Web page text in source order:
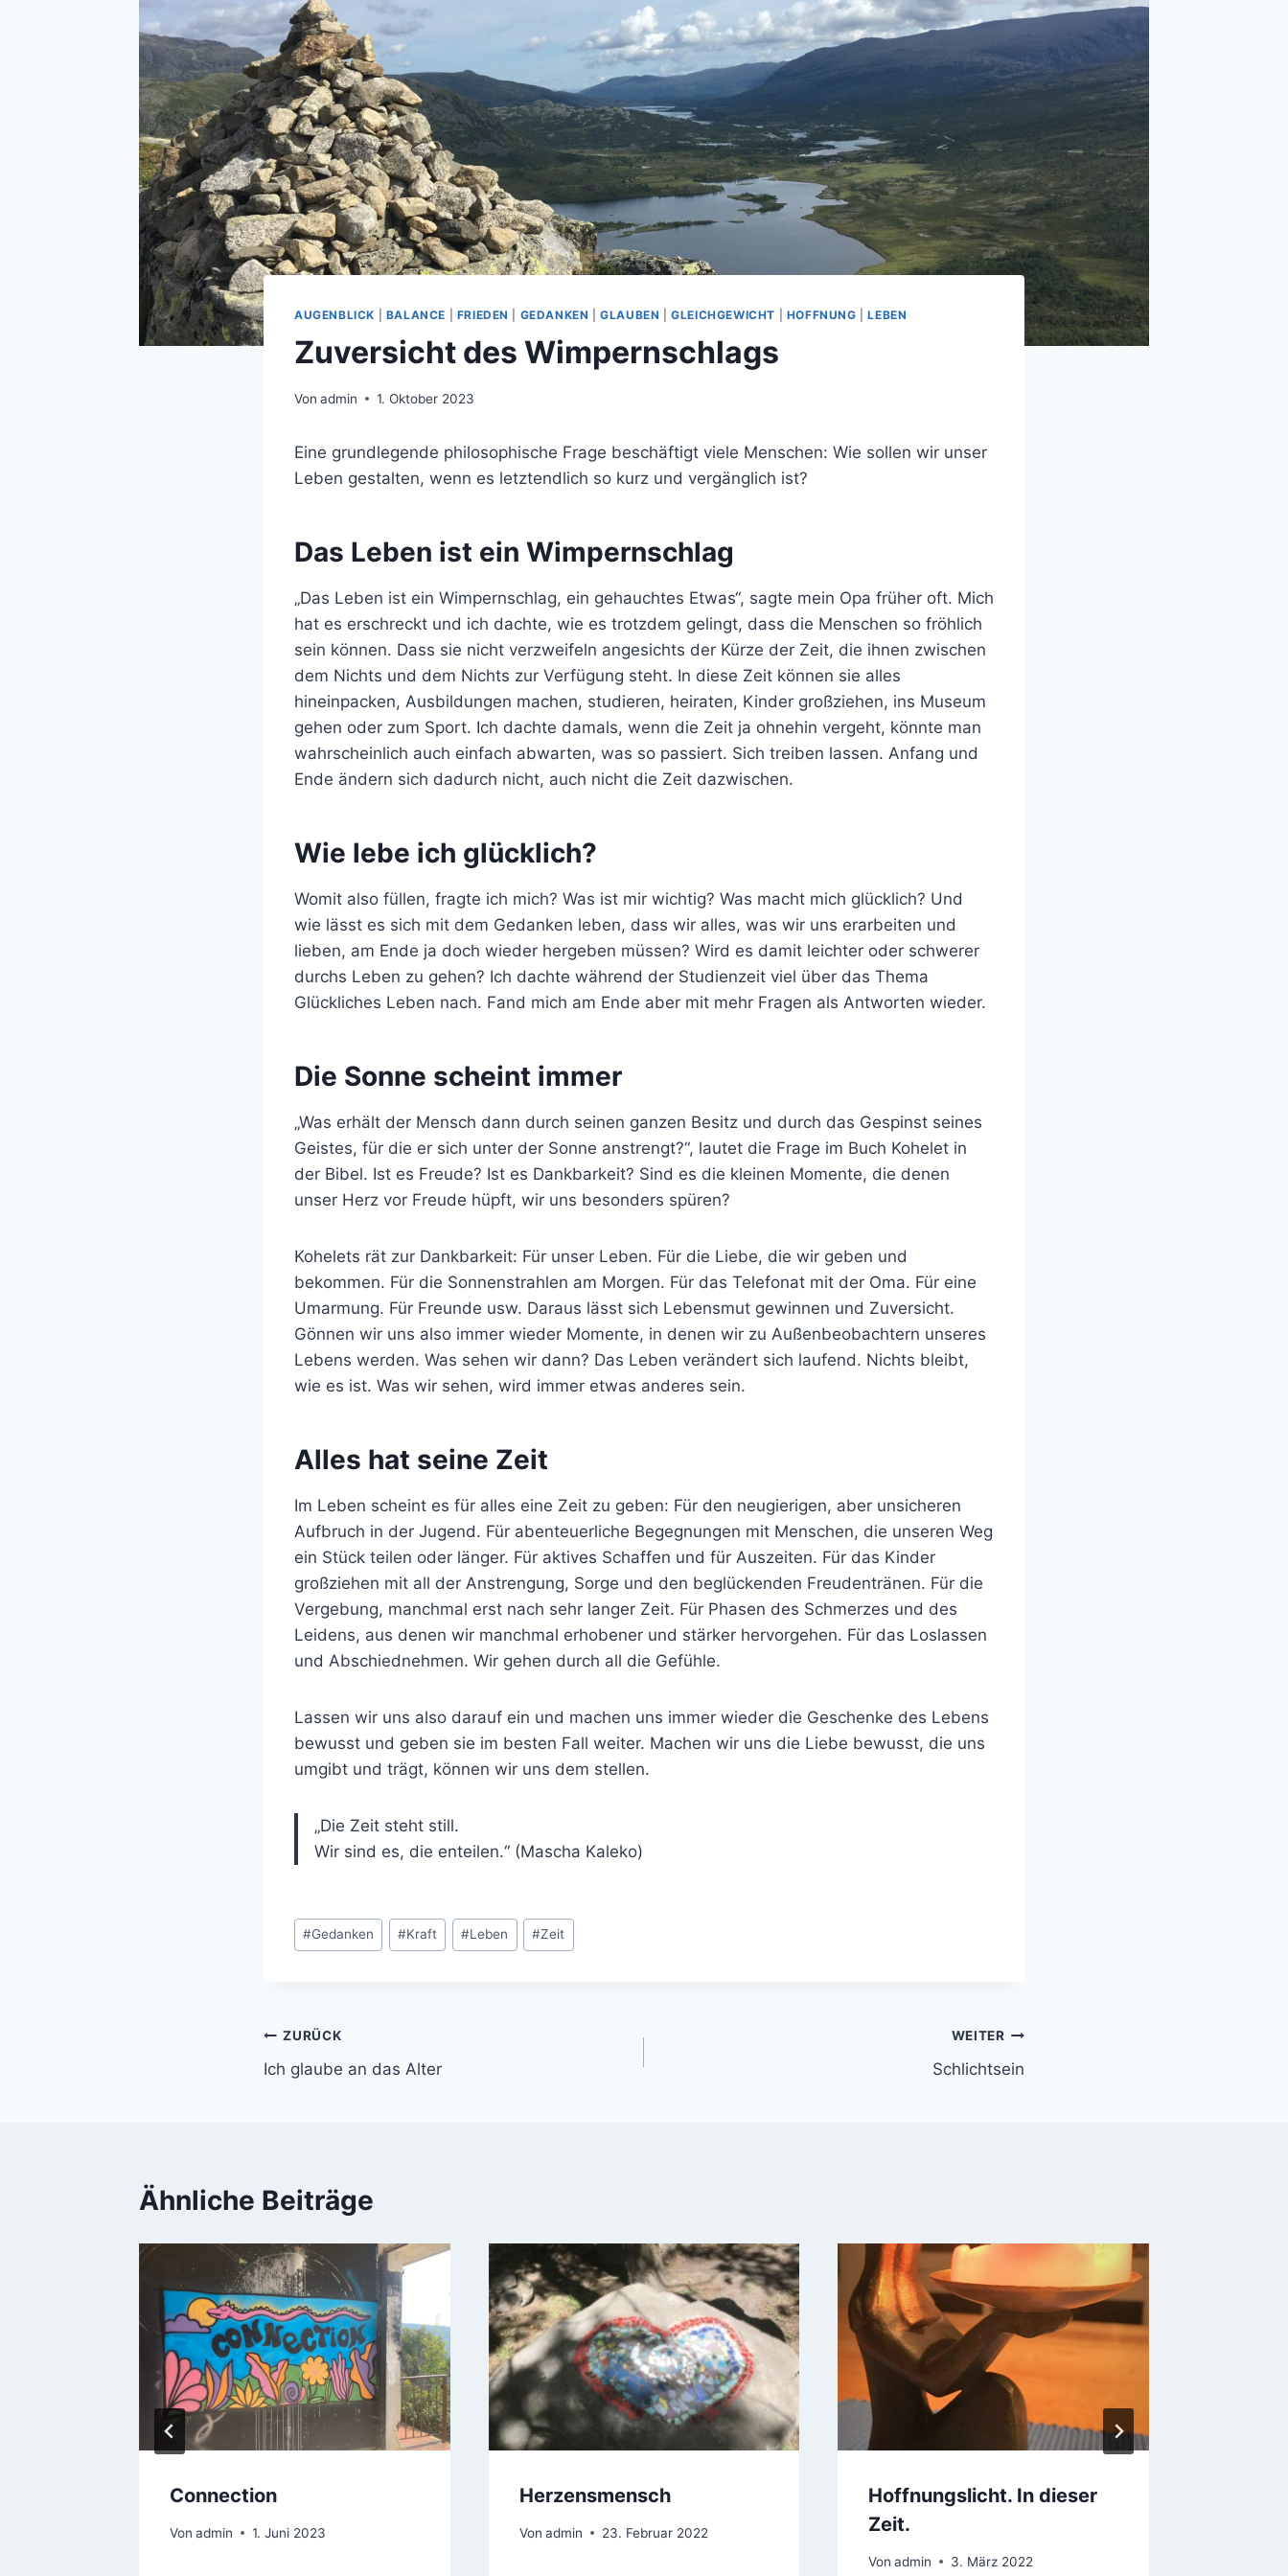
AUGENBLICK BALANCE FRIEDEN GEDANKEN |GLAUBEN |GLEICHGEWICHT HOFFNUNG |LEBEN
Zuversicht des Wimpernschlags
Von admin 1. Oktober 2023
Eine grundlegende philosophische Frage beschäftigt viele Menschen: Wie sollen wir unser
Leben gestalten, wenn es letztendlich so kurz und vergänglich ist?
Das Leben ist ein Wimpernschlag
„Das Leben ist ein Wimpernschlag, ein gehauchtes Etwas“, sagte mein Opa früher oft. Mich
hat es erschreckt und ich dachte, wie es trotzdem gelingt, dass die Menschen so fröhlich
sein können. Dass sie nicht verzweifeln angesichts der Kürze der Zeit, die ihnen zwischen
dem Nichts und dem Nichts zur Verfügung steht. In diese Zeit können sie alles
hineinpacken, Ausbildungen machen, studieren, heiraten, Kinder großziehen, ins Museum
gehen oder zum Sport. Ich dachte damals, wenn die Zeit ja ohnehin vergeht, könnte man
wahrscheinlich auch einfach abwarten, was so passiert. Sich treiben lassen. Anfang und
Ende ändern sich dadurch nicht, auch nicht die Zeit dazwischen.
Wie lebe ich glücklich?
Womit also füllen, fragte ich mich? Was ist mir wichtig? Was macht mich glücklich? Und
wie lässt es sich mit dem Gedanken leben, dass wir alles, was wir uns erarbeiten und
lieben, am Ende ja doch wieder hergeben müssen? Wird es damit leichter oder schwerer
durchs Leben zu gehen? Ich dachte während der Studienzeit viel über das Thema
Glückliches Leben nach. Fand mich am Ende aber mit mehr Fragen als Antworten wieder.
Die Sonne scheint immer
„Was erhält der Mensch dann durch seinen ganzen Besitz und durch das Gespinst seines
Geistes, für die er sich unter der Sonne anstrengt?“, lautet die Frage im Buch Kohelet in
der Bibel. Ist es Freude? Ist es Dankbarkeit? Sind es die kleinen Momente, die denen
unser Herz vor Freude hüpft, wir uns besonders spüren?
Kohelets rät zur Dankbarkeit: Für unser Leben. Für die Liebe, die wir geben und
bekommen. Für die Sonnenstrahlen am Morgen. Für das Telefonat mit der Oma. Für eine
Umarmung. Für Freunde usw. Daraus lässt sich Lebensmut gewinnen und Zuversicht.
Gönnen wir uns also immer wieder Momente, in denen wir zu Außenbeobachtern unseres
Lebens werden. Was sehen wir dann? Das Leben verändert sich laufend. Nichts bleibt,
wie es ist. Was wir sehen, wird immer etwas anderes sein.
Alles hat seine Zeit
Im Leben scheint es für alles eine Zeit zu geben: Für den neugierigen, aber unsicheren
Aufbruch in der Jugend. Für abenteuerliche Begegnungen mit Menschen, die unseren Weg
ein Stück teilen oder länger. Für aktives Schaffen und für Auszeiten. Für das Kinder
großziehen mit all der Anstrengung, Sorge und den beglückenden Freudentränen. Für die
Vergebung, manchmal erst nach sehr langer Zeit. Für Phasen des Schmerzes und des
Leidens, aus denen wir manchmal erhobener und stärker hervorgehen. Für das Loslassen
und Abschiednehmen. Wir gehen durch all die Gefühle.
Lassen wir uns also darauf ein und machen uns immer wieder die Geschenke des Lebens
bewusst und geben sie im besten Fall weiter. Machen wir uns die Liebe bewusst, die uns
umgibt und trägt, können wir uns dem stellen.
„Die Zeit steht still.
Wir sind es, die enteilen.“ (Mascha Kaleko)
Schlagworte:
#Gedanken #Kraft #Leben #Zeit
Beitrags-
Navigation
ZURÜCK
Ich glaube an das Alter
WEITER
Schlichtsein
Ähnliche Beiträge
Connection
Von admin 1. Juni 2023
Herzensmensch
Von admin 23. Februar 2022
Hoffnungslicht. In dieser
Zeit.
Von admin 3. März 2022